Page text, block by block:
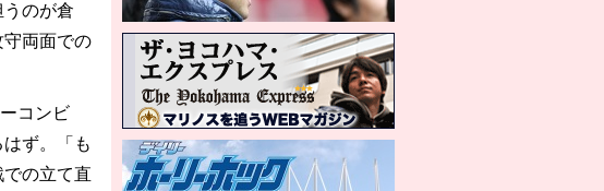
のが倉
両面での
コンビ
ず。「も
の立て直